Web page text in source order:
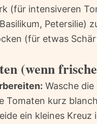
(für intensiveren
Petersilie)
(für etwas
(wenn
Wasche
Tomaten kurz
ein kleines